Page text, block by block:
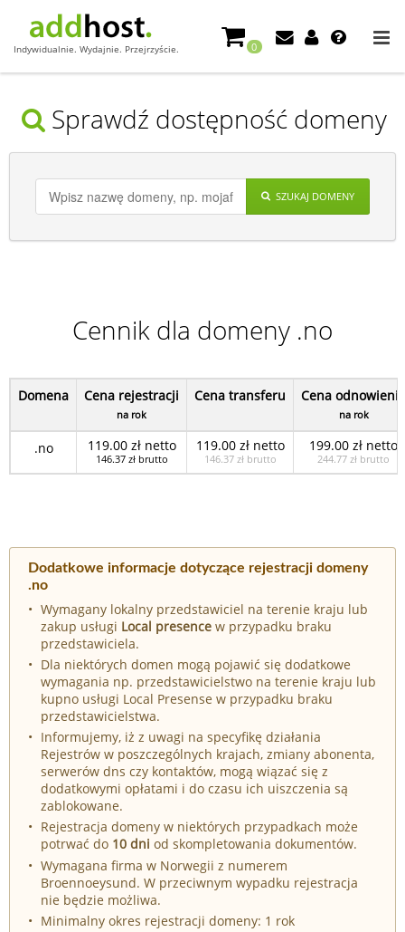
Indywidualnie. Wydajnie. Przejrzyście. 0
Sprawdź dostępność domeny
SZUKAJ DOMENY
Cennik dla domeny .no
Domena Cena rejestracji
na rok
Cena transferu Cena odnowienia
na rok
.no 119.00 zł netto
146.37 zł brutto
119.00 zł netto
146.37 zł brutto
199.00 zł netto
244.77 zł brutto
Dodatkowe informacje dotyczące rejestracji domeny
.no
Wymagany lokalny przedstawiciel na terenie kraju lub
zakup usługi Local presence w przypadku braku
przedstawiciela.
Dla niektórych domen mogą pojawić się dodatkowe
wymagania np. przedstawicielstwo na terenie kraju lub
kupno usługi Local Presense w przypadku braku
przedstawicielstwa.
Informujemy, iż z uwagi na specyfikę działania
Rejestrów w poszczególnych krajach, zmiany abonenta,
serwerów dns czy kontaktów, mogą wiązać się z
dodatkowymi opłatami i do czasu ich uiszczenia są
zablokowane.
Rejestracja domeny w niektórych przypadkach może
potrwać do 10 dni od skompletowania dokumentów.
Wymagana firma w Norwegii z numerem
Broennoeysund. W przeciwnym wypadku rejestracja
nie będzie możliwa.
Minimalny okres rejestracji domeny: 1 rok